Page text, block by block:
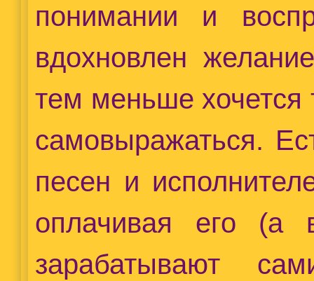
понимании и
вдохновлен
тем меньше хочется
самовыражаться.
песен и
оплачивая его (а
зарабатывают